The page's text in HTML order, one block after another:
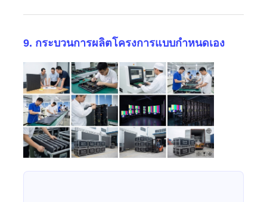
9. กระบวนการผลิตโครงการแบบกำหนดเอง